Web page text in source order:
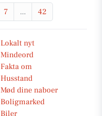
7 ... 42
Lokalt nyt
Mindeord
Fakta om
Husstand
Mød dine naboer
Boligmarked
Biler